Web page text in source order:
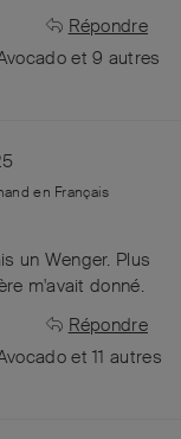
Répondre
et9 autres
en Français
un Wenger. Plus
m'avait donné.
Répondre
et11 autres